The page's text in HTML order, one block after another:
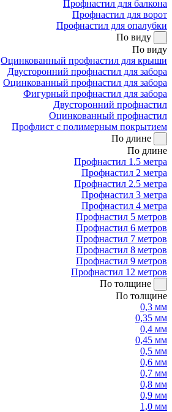
Профнастил для балкона
Профнастил для ворот
Профнастил для опалубки
По виду
По виду
Оцинкованный профнастил для крыши
Двусторонний профнастил для забора
Оцинкованный профнастил для забора
Фигурный профнастил для забора
Двусторонний профнастил
Оцинкованный профнастил
Профлист с полимерным покрытием
По длине
По длине
Профнастил 1.5 метра
Профнастил 2 метра
Профнастил 2.5 метра
Профнастил 3 метра
Профнастил 4 метра
Профнастил 5 метров
Профнастил 6 метров
Профнастил 7 метров
Профнастил 8 метров
Профнастил 9 метров
Профнастил 12 метров
По толщине
По толщине
0,3 мм
0,35 мм
0,4 мм
0,45 мм
0,5 мм
0,6 мм
0,7 мм
0,8 мм
0,9 мм
1,0 мм